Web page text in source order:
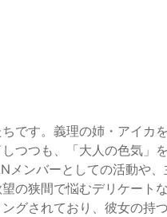
です。義理の姉・アイカ
つつも、「大人の色気」
メンバーとしての活動や
の狭間で悩むデリケート
グされており、彼女の持